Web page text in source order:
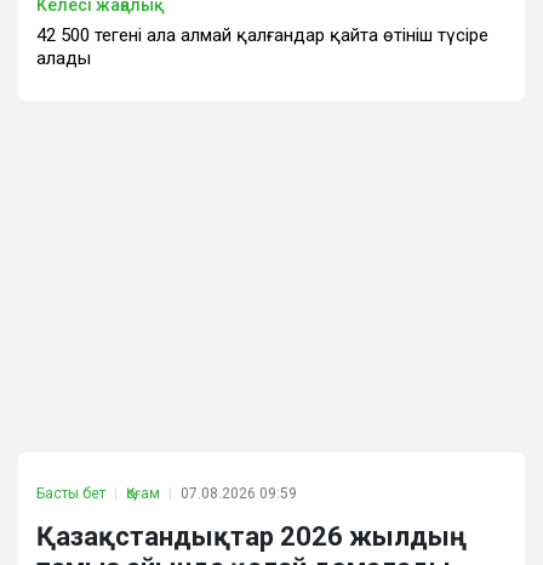
Келесі жаңалық
42 500 теңгені ала алмай қалғандар қайта өтініш түсіре
алады
Басты бет Қоғам 07.08.2026 09:59
Қазақстандықтар 2026 жылдың